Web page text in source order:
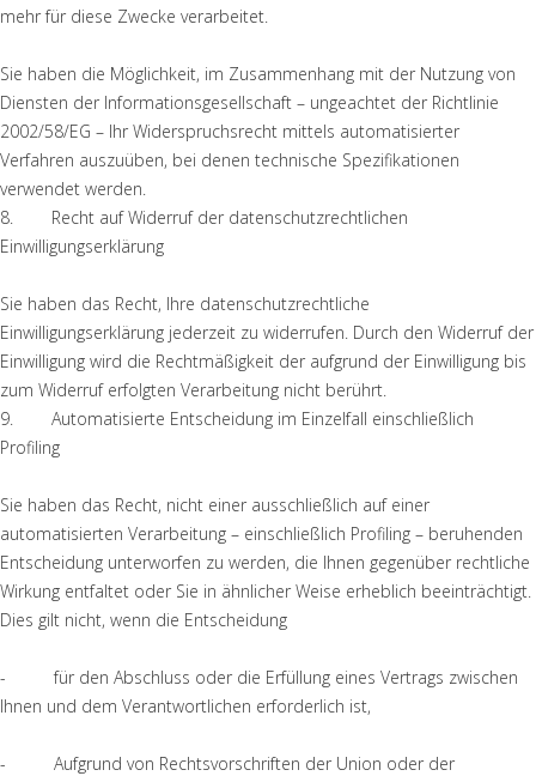
mehr für diese Zwecke verarbeitet.
Sie haben die Möglichkeit, im Zusammenhang mit der Nutzung von
Diensten der Informationsgesellschaft – ungeachtet der Richtlinie
2002/58/EG – Ihr Widerspruchsrecht mittels automatisierter
Verfahren auszuüben, bei denen technische Spezifikationen
verwendet werden.
8. Recht auf Widerruf der datenschutzrechtlichen
Einwilligungserklärung
Sie haben das Recht, Ihre datenschutzrechtliche
Einwilligungserklärung jederzeit zu widerrufen. Durch den Widerruf der
Einwilligung wird die Rechtmäßigkeit der aufgrund der Einwilligung bis
zum Widerruf erfolgten Verarbeitung nicht berührt.
9. Automatisierte Entscheidung im Einzelfall einschließlich
Profiling
Sie haben das Recht, nicht einer ausschließlich auf einer
automatisierten Verarbeitung – einschließlich Profiling – beruhenden
Entscheidung unterworfen zu werden, die Ihnen gegenüber rechtliche
Wirkung entfaltet oder Sie in ähnlicher Weise erheblich beeinträchtigt.
Dies gilt nicht, wenn die Entscheidung
- für den Abschluss oder die Erfüllung eines Vertrags zwischen
Ihnen und dem Verantwortlichen erforderlich ist,
- Aufgrund von Rechtsvorschriften der Union oder der